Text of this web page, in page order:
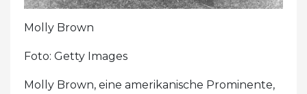
Molly Brown
Foto: Getty Images
Molly Brown, eine amerikanische Prominente,